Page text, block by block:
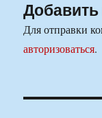
Для отправки
авторизоваться.